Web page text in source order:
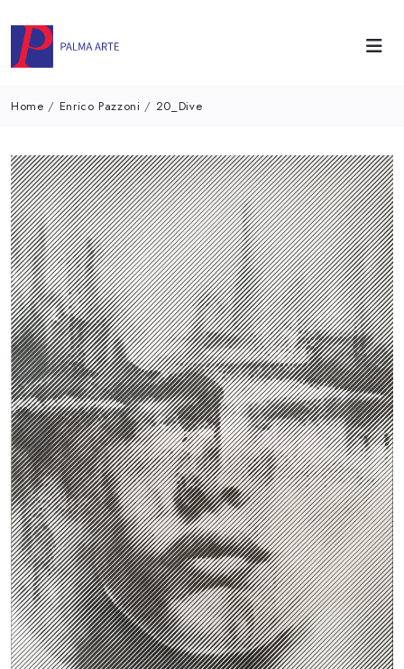
Home / Enrico Pazzoni / 20_Dive